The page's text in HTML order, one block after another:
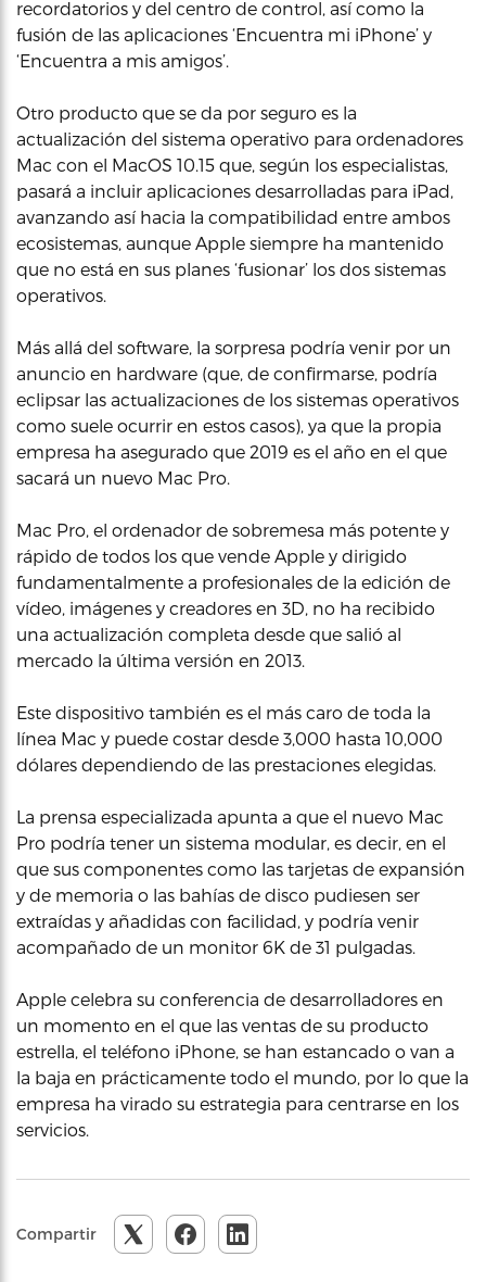
recordatorios y del centro de control, así como la
fusión de las aplicaciones ‘Encuentra mi iPhone’ y
‘Encuentra a mis amigos’.
Otro producto que se da por seguro es la
actualización del sistema operativo para ordenadores
Mac con el MacOS 10.15 que, según los especialistas,
pasará a incluir aplicaciones desarrolladas para iPad,
avanzando así hacia la compatibilidad entre ambos
ecosistemas, aunque Apple siempre ha mantenido
que no está en sus planes ‘fusionar’ los dos sistemas
operativos.
Más allá del software, la sorpresa podría venir por un
anuncio en hardware (que, de confirmarse, podría
eclipsar las actualizaciones de los sistemas operativos
como suele ocurrir en estos casos), ya que la propia
empresa ha asegurado que 2019 es el año en el que
sacará un nuevo Mac Pro.
Mac Pro, el ordenador de sobremesa más potente y
rápido de todos los que vende Apple y dirigido
fundamentalmente a profesionales de la edición de
vídeo, imágenes y creadores en 3D, no ha recibido
una actualización completa desde que salió al
mercado la última versión en 2013.
Este dispositivo también es el más caro de toda la
línea Mac y puede costar desde 3,000 hasta 10,000
dólares dependiendo de las prestaciones elegidas.
La prensa especializada apunta a que el nuevo Mac
Pro podría tener un sistema modular, es decir, en el
que sus componentes como las tarjetas de expansión
y de memoria o las bahías de disco pudiesen ser
extraídas y añadidas con facilidad, y podría venir
acompañado de un monitor 6K de 31 pulgadas.
Apple celebra su conferencia de desarrolladores en
un momento en el que las ventas de su producto
estrella, el teléfono iPhone, se han estancado o van a
la baja en prácticamente todo el mundo, por lo que la
empresa ha virado su estrategia para centrarse en los
servicios.
Compartir